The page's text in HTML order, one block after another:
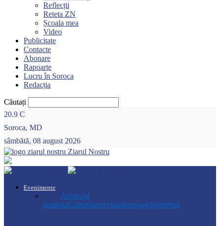
Reflecții
Reteta ZN
Școala mea
Video
Publicitate
Contacte
Abonare
Rapoarte
Lucru în Soroca
Redacția
Căutați
20.9 C
Soroca, MD
sâmbătă, 08 august 2026
Ziarul Nostru
Evenimente
Arhitecții
timpuluiCulturăInterviuriReportajeSportȘtiri